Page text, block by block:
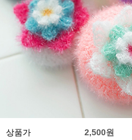
상품가 2,500원